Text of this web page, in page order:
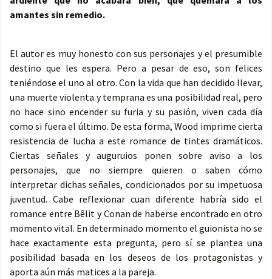
amantes sin remedio.
El autor es muy honesto con sus personajes y el presumible
destino que les espera. Pero a pesar de eso, son felices
teniéndose el uno al otro. Con la vida que han decidido llevar,
una muerte violenta y temprana es una posibilidad real, pero
no hace sino encender su furia y su pasión, viven cada día
como si fuera el último. De esta forma, Wood imprime cierta
resistencia de lucha a este romance de tintes dramáticos.
Ciertas señales y auguruios ponen sobre aviso a los
personajes, que no siempre quieren o saben cómo
interpretar dichas señales, condicionados por su impetuosa
juventud. Cabe reflexionar cuan diferente habría sido el
romance entre Bêlit y Conan de haberse encontrado en otro
momento vital. En determinado momento el guionista no se
hace exactamente esta pregunta, pero sí se plantea una
posibilidad basada en los deseos de los protagonistas y
aporta aún más matices a la pareja.